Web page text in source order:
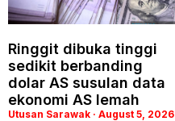
Ringgit dibuka tinggi
sedikit berbanding
dolar AS susulan data
ekonomi AS lemah
Utusan Sarawak August 5, 2026